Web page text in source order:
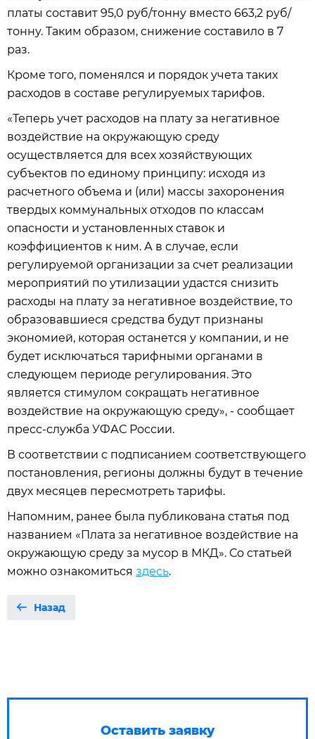
платы составит 95,0 руб/тонну вместо 663,2 руб/
тонну. Таким образом, снижение составило в 7
раз.
Кроме того, поменялся и порядок учета таких
расходов в составе регулируемых тарифов.
«Теперь учет расходов на плату за негативное
воздействие на окружающую среду
осуществляется для всех хозяйствующих
субъектов по единому принципу: исходя из
расчетного объема и (или) массы захоронения
твердых коммунальных отходов по классам
опасности и установленных ставок и
коэффициентов к ним. А в случае, если
регулируемой организации за счет реализации
мероприятий по утилизации удастся снизить
расходы на плату за негативное воздействие, то
образовавшиеся средства будут признаны
экономией, которая останется у компании, и не
будет исключаться тарифными органами в
следующем периоде регулирования. Это
является стимулом сокращать негативное
воздействие на окружающую среду», - сообщает
пресс-служба УФАС России.
В соответствии с подписанием соответствующего
постановления, регионы должны будут в течение
двух месяцев пересмотреть тарифы.
Напомним, ранее была публикована статья под
названием «Плата за негативное воздействие на
окружающую среду за мусор в МКД». Со статьей
можно ознакомиться здесь.
Назад
Оставить заявку